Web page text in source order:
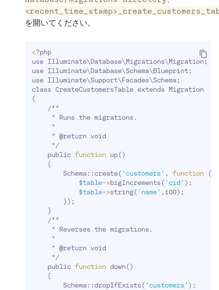
を開いてください。
<?php
use Illuminate\Database\Migrations\Migration;
use Illuminate\Database\Schema\Blueprint;
use Illuminate\Support\Facades\Schema ;
class CreateCustomersTable extends Migration
{
    /**
     * Runs the migrations.
     *
     * @return void
     */
    public
function up()
{
        Schema::create
( 'customers' , function (
$table->bigIncrements( 'cid' ) ;
$table->string( 'name' ,100) ;
}) ;
}
    /**
     * Reverses the migrations.
     *
     * @return void
     */
    public
function down()
{
        Schema::dropIfExists
( 'customers' ) ;